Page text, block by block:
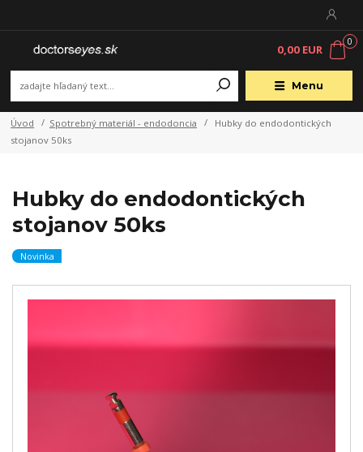
Menu
0
0,00 EUR
Úvod Spotrebný materiál - endodoncia
Hubky do endodontických
stojanov 50ks
Hubky do endodontických
stojanov 50ks
Novinka